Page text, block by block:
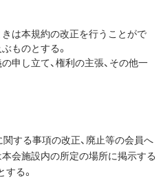
は本規約の改正を行うことがで
ものとする。
申し立て、権利の主張、その他一
関する事項の改正、廃止等の会員へ
会施設内の所定の場所に掲示する
る。